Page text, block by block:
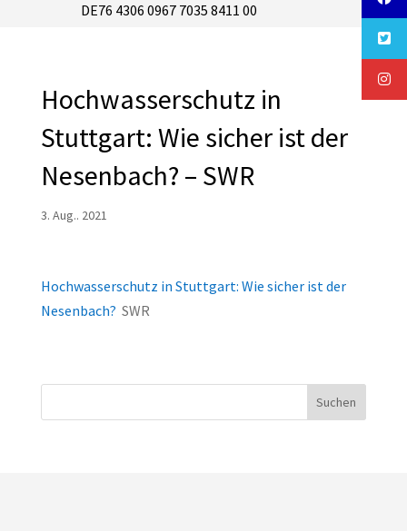
DE76 4306 0967 7035 8411 00
Hochwasserschutz in
Stuttgart: Wie sicher ist der
Nesenbach? – SWR
3. Aug.. 2021
Hochwasserschutz in Stuttgart: Wie sicher ist der
Nesenbach? SWR
Suchen